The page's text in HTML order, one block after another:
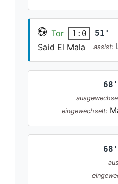
Tor 1:0 51'
Said El Mala assist:
68'
eingewechselt:
68'